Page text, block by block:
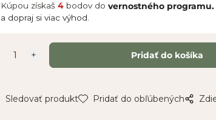
Kúpou získaš4 bodov dovernostného programu.
a dopraj si viac výhod.
Sledovať produkt Pridať do obľúbených